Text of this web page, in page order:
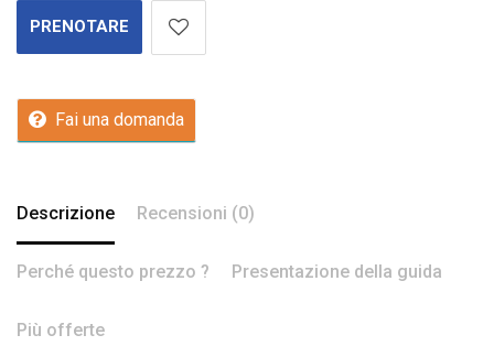
PRENOTARE
Fai una domanda
Descrizione Recensioni (0)
Perché questo prezzo ? Presentazione della guida
Più offerte